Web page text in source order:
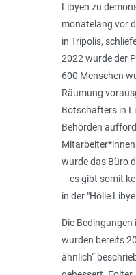
Libyen zu
monatelang vor
in Tripolis,
2022 wurde der
600 Menschen
Räumung
Botschafters in
Behörden
wurde das Büro
– es gibt somit
in der "Hölle
Die
wurden bereits
ähnlich“